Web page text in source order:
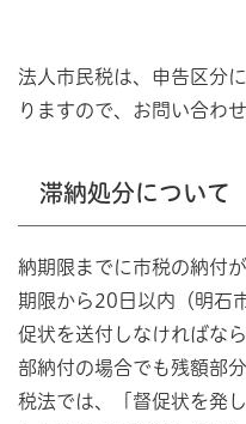
法人市民税は、申告区分
りますので、お問い合わ
滞納処分について
納期限までに市税の納付
期限から20日以内（明石
促状を送付しなければな
部納付の場合でも残額部
税法では、「督促状を発